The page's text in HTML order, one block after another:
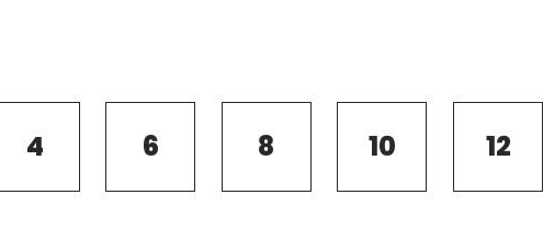
4 6 8 10 12